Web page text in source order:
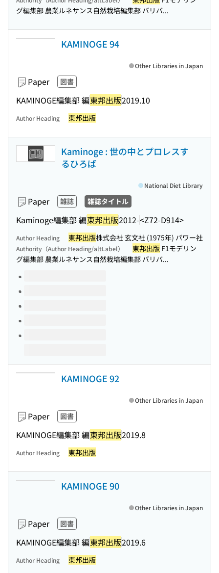
グ編集部 農業ルネサンス自然栽培編集部 バリバ...
KAMINOGE 94
Paper 図書
KAMINOGE編集部 編東邦出版2019.10
Other Libraries in Japan
Author Heading 東邦出版
Kaminoge : 世の中とプロレスす
るひろば
Paper 雑誌 雑誌タイトル
Kaminoge編集部 編東邦出版2012-<Z72-D914>
National Diet Library
Author Heading 東邦出版株式会社 玄文社 (1975年) パワー社
Authority（Author Heading/altLabel） 東邦出版 F1モデリン
グ編集部 農業ルネサンス自然栽培編集部 バリバ...
Volumes of this title
KAMINOGE 92
Paper 図書
KAMINOGE編集部 編東邦出版2019.8
Other Libraries in Japan
Author Heading 東邦出版
KAMINOGE 90
Paper 図書
KAMINOGE編集部 編東邦出版2019.6
Other Libraries in Japan
Author Heading 東邦出版